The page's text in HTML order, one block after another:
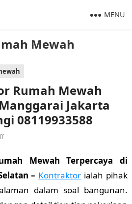
Mewah
MENU
Rumah Mewah
Jakarta
08119933588
Mewah Terpercaya di
– Kontraktor ialah pihak
dalam soal bangunan.